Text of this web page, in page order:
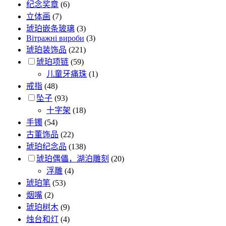
纪念奖章 (6)
立体画 (7)
琥珀嵌条玻璃 (3)
Вітражні вироби (3)
琥珀装饰品 (221)
琥珀项链 (59)
儿童牙痛珠 (1)
戒指 (48)
坠子 (93)
十字架 (18)
手镯 (54)
古董饰品 (22)
琥珀纪念品 (138)
琥珀偶儡，湖泊雕刻 (20)
浮雕 (4)
琥珀笔 (53)
烟嘴 (2)
琥珀树木 (9)
烛台和灯 (4)